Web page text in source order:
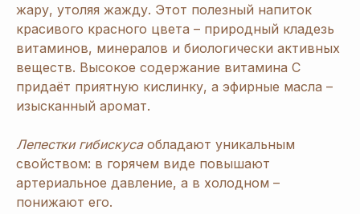
жару, утоляя жажду. Этот полезный напиток
красивого красного цвета – природный кладезь
витаминов, минералов и биологически активных
веществ. Высокое содержание витамина С
придаёт приятную кислинку, а эфирные масла –
изысканный аромат.
Лепестки гибискуса обладают уникальным
свойством: в горячем виде повышают
артериальное давление, а в холодном –
понижают его.